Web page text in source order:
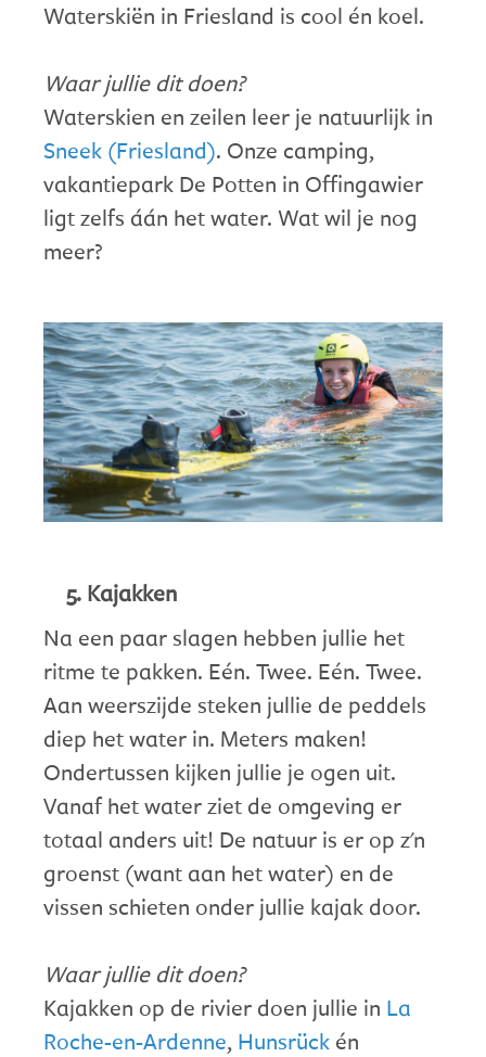
Waterskiën in Friesland is cool én koel.
Waar jullie dit doen?
Waterskien en zeilen leer je natuurlijk in
Sneek (Friesland). Onze camping,
vakantiepark De Potten in Offingawier
ligt zelfs áán het water. Wat wil je nog
meer?
Kajakken
Na een paar slagen hebben jullie het
ritme te pakken. Eén. Twee. Eén. Twee.
Aan weerszijde steken jullie de peddels
diep het water in. Meters maken!
Ondertussen kijken jullie je ogen uit.
Vanaf het water ziet de omgeving er
totaal anders uit! De natuur is er op z'n
groenst (want aan het water) en de
vissen schieten onder jullie kajak door.
Waar jullie dit doen?
Kajakken op de rivier doen jullie in La
Roche-en-Ardenne, Hunsrück én